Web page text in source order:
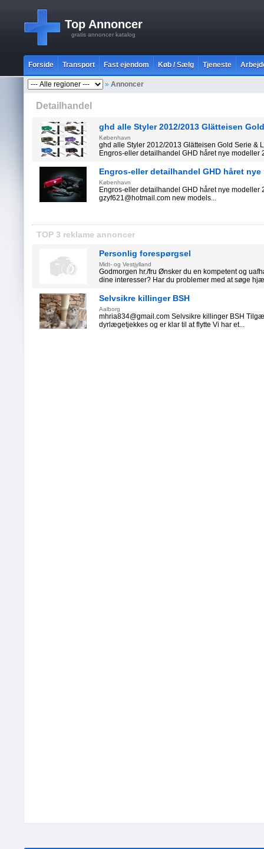
Top Annoncer
gratis annoncer katalog
Forside Transport Fast ejendom Køb / Sælg Tjeneste
» Annoncer
Detailhandel
ghd alle Styler 2012/2013 Glätteisen
København
ghd alle Styler 2012/2013 Glätteisen Gold Serie &
Engros-eller detailhandel GHD håret nye modeller
Engros-eller detailhandel GHD håret nye
København
Engros-eller detailhandel GHD håret nye modeller
gzyf621@hotmail.com new models...
TOP 3 reklame annoncer
Personlig forespørgsel
Midt- og Vestjylland
Godmorgen hr./fru Ønsker du en kompetent og
dine interesser? Har du problemer med at søge
Selvsikre killinger BSH
Aalborg
mhria834@gmail.com Selvsikre killinger BSH
dyrlægetjekkes og er klar til at flytte Vi har et...